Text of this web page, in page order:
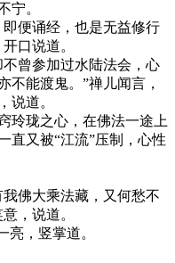
宁。
便诵经，也是无益修行
口说道。
曾参加过水陆法会，心
不能渡鬼。”禅儿闻言，
说道。
玲珑之心，在佛法一途上
直又被“江流”压制，心性
佛大乘法藏，又何愁不
，说道。
亮，竖掌道。